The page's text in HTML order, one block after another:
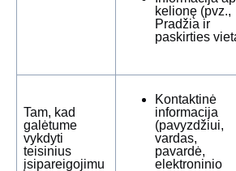
kelionę (pvz.,
Pradžia ir
paskirties
Tam, kad
galėtume
vykdyti
teisinius
įsipareigojimu
Kontaktinė
informacija
(pavyzdžiui,
vardas,
pavardė,
elektroninio